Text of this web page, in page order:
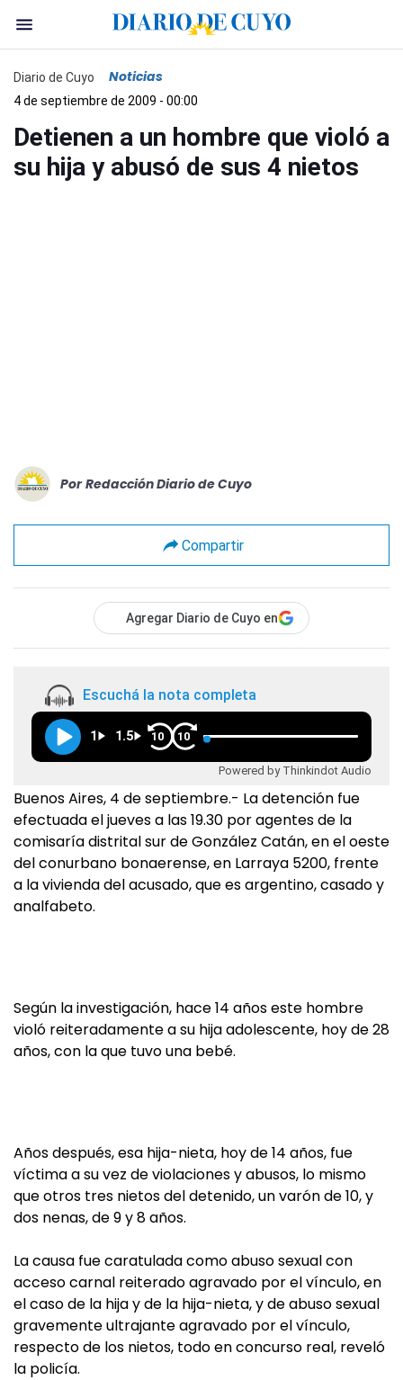
Diario de Cuyo Noticias
4 de septiembre de 2009 - 00:00
Detienen a un hombre que violó a
su hija y abusó de sus 4 nietos
Por Redacción Diario de Cuyo
Compartir
Agregar Diario de Cuyo en
Escuchá la nota completa
1 1.5 10 10
Powered by Thinkindot Audio
Buenos Aires, 4 de septiembre.- La detención fue
efectuada el jueves a las 19.30 por agentes de la
comisaría distrital sur de González Catán, en el oeste
del conurbano bonaerense, en Larraya 5200, frente
a la vivienda del acusado, que es argentino, casado y
analfabeto.
Según la investigación, hace 14 años este hombre
violó reiteradamente a su hija adolescente, hoy de 28
años, con la que tuvo una bebé.
Años después, esa hija-nieta, hoy de 14 años, fue
víctima a su vez de violaciones y abusos, lo mismo
que otros tres nietos del detenido, un varón de 10, y
dos nenas, de 9 y 8 años.
La causa fue caratulada como abuso sexual con
acceso carnal reiterado agravado por el vínculo, en
el caso de la hija y de la hija-nieta, y de abuso sexual
gravemente ultrajante agravado por el vínculo,
respecto de los nietos, todo en concurso real, reveló
la policía.